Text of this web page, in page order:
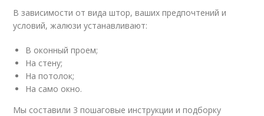
В зависимости от вида штор, ваших предпочтений и
условий, жалюзи устанавливают:
В оконный проем;
На стену;
На потолок;
На само окно.
Мы составили 3 пошаговые инструкции и подборку